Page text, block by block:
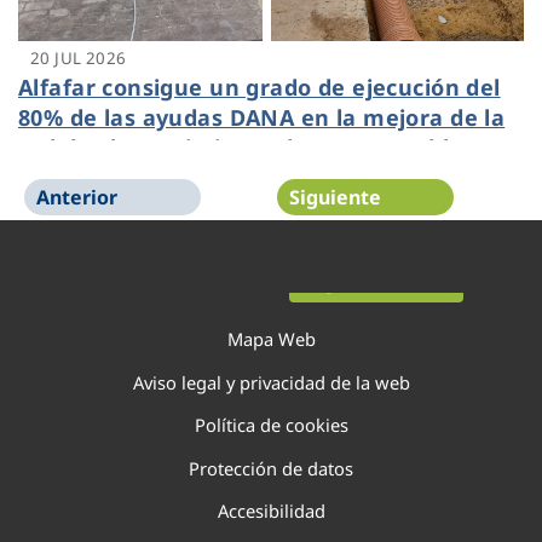
20 JUL 2026
Alfafar consigue un grado de ejecución del
80% de las ayudas DANA en la mejora de la
red de abastecimiento de agua potable
gestionada por Veolia
Anterior Siguiente
Mapa Web
Aviso legal y privacidad de la web
Política de cookies
Protección de datos
Accesibilidad